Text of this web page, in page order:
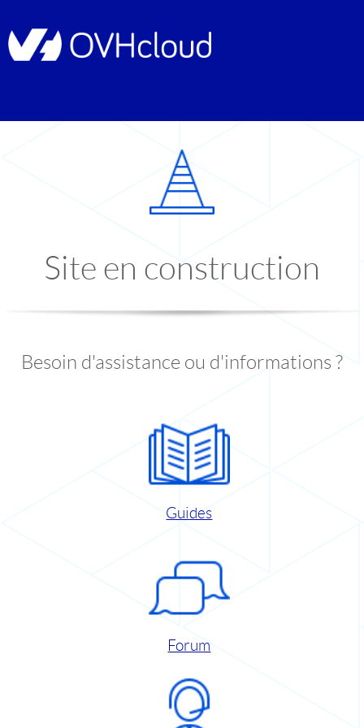
Site en construction
Besoin d'assistance ou d'informations ?
Guides
Forum